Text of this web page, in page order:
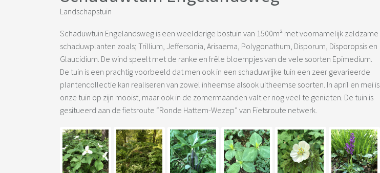
Landschapstuin
Schaduwtuin Engelandsweg is een weelderige bostuin van 1500m² met voornamelijk zeldzame
schaduwplanten zoals; Trillium, Jeffersonia, Arisaema, Polygonathum, Disporum, Disporopsis en
Glaucidium. De wind speelt met de ranke en frêle bloempjes van de vele soorten Epimedium.
De tuin is een prachtig voorbeeld dat men ook in een schaduwrijke tuin een zeer gevarieerde
plantencollectie kan realiseren van zowel inheemse alsook uitheemse soorten. In april en mei is
onze tuin op zijn mooist, maar ook in de zomermaanden valt er nog veel te genieten. De tuin is
gesitueerd aan de fietsroute “Ronde Hattem-Wezep” van Fietsroute netwerk.